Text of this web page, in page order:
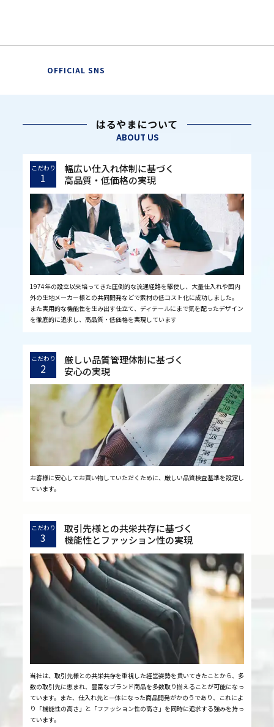
OFFICIAL SNS
はるやまについて
ABOUT US
こだわり
1
幅広い仕入れ体制に基づく
高品質・低価格の実現
1974年の設立以来培ってきた圧倒的な流通経路を駆使し、大量仕入れや国内
外の生地メーカー様との共同開発などで素材の低コスト化に成功しました。
また実用的な機能性を生み出す仕立て、ディテールにまで気を配ったデザイン
を徹底的に追求し、高品質・低価格を実現しています
こだわり
2
厳しい品質管理体制に基づく
安心の実現
お客様に安心してお買い物していただくために、厳しい品質検査基準を設定し
ています。
こだわり
3
取引先様との共栄共存に基づく
機能性とファッション性の実現
当社は、取引先様との共栄共存を重視した経営姿勢を貫いてきたことから、多
数の取引先に恵まれ、豊富なブランド商品を多数取り揃えることが可能になっ
ています。また、仕入れ先と一体になった商品開発がかのうであり、これによ
り「機能性の高さ」と「ファッション性の高さ」を同時に追求する強みを持っ
ています。